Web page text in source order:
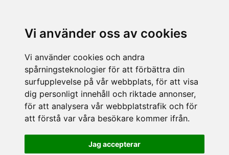
Vi använder oss av cookies
Vi använder cookies och andra
spårningsteknologier för att förbättra din
surfupplevelse på vår webbplats, för att visa
dig personligt innehåll och riktade annonser,
för att analysera vår webbplatstrafik och för
att förstå var våra besökare kommer ifrån.
Jag accepterar